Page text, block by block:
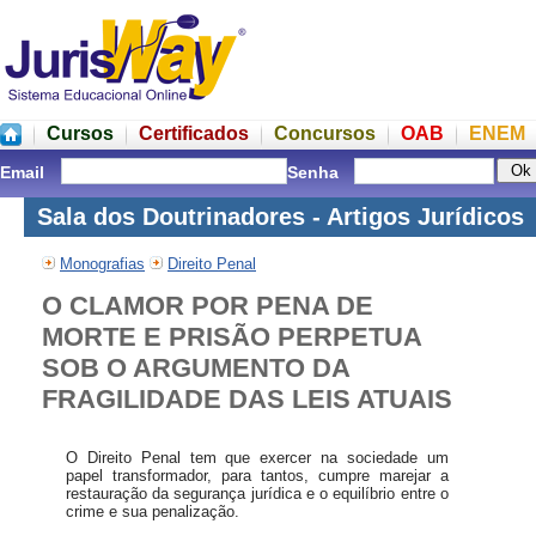
Cursos Certificados Concursos OAB ENEM
Email Senha
Sala dos Doutrinadores - Artigos Jurídicos
Monografias Direito Penal
O CLAMOR POR PENA DE
MORTE E PRISÃO PERPETUA
SOB O ARGUMENTO DA
FRAGILIDADE DAS LEIS ATUAIS
O Direito Penal tem que exercer na sociedade um
papel transformador, para tantos, cumpre marejar a
restauração da segurança jurídica e o equilíbrio entre o
crime e sua penalização.